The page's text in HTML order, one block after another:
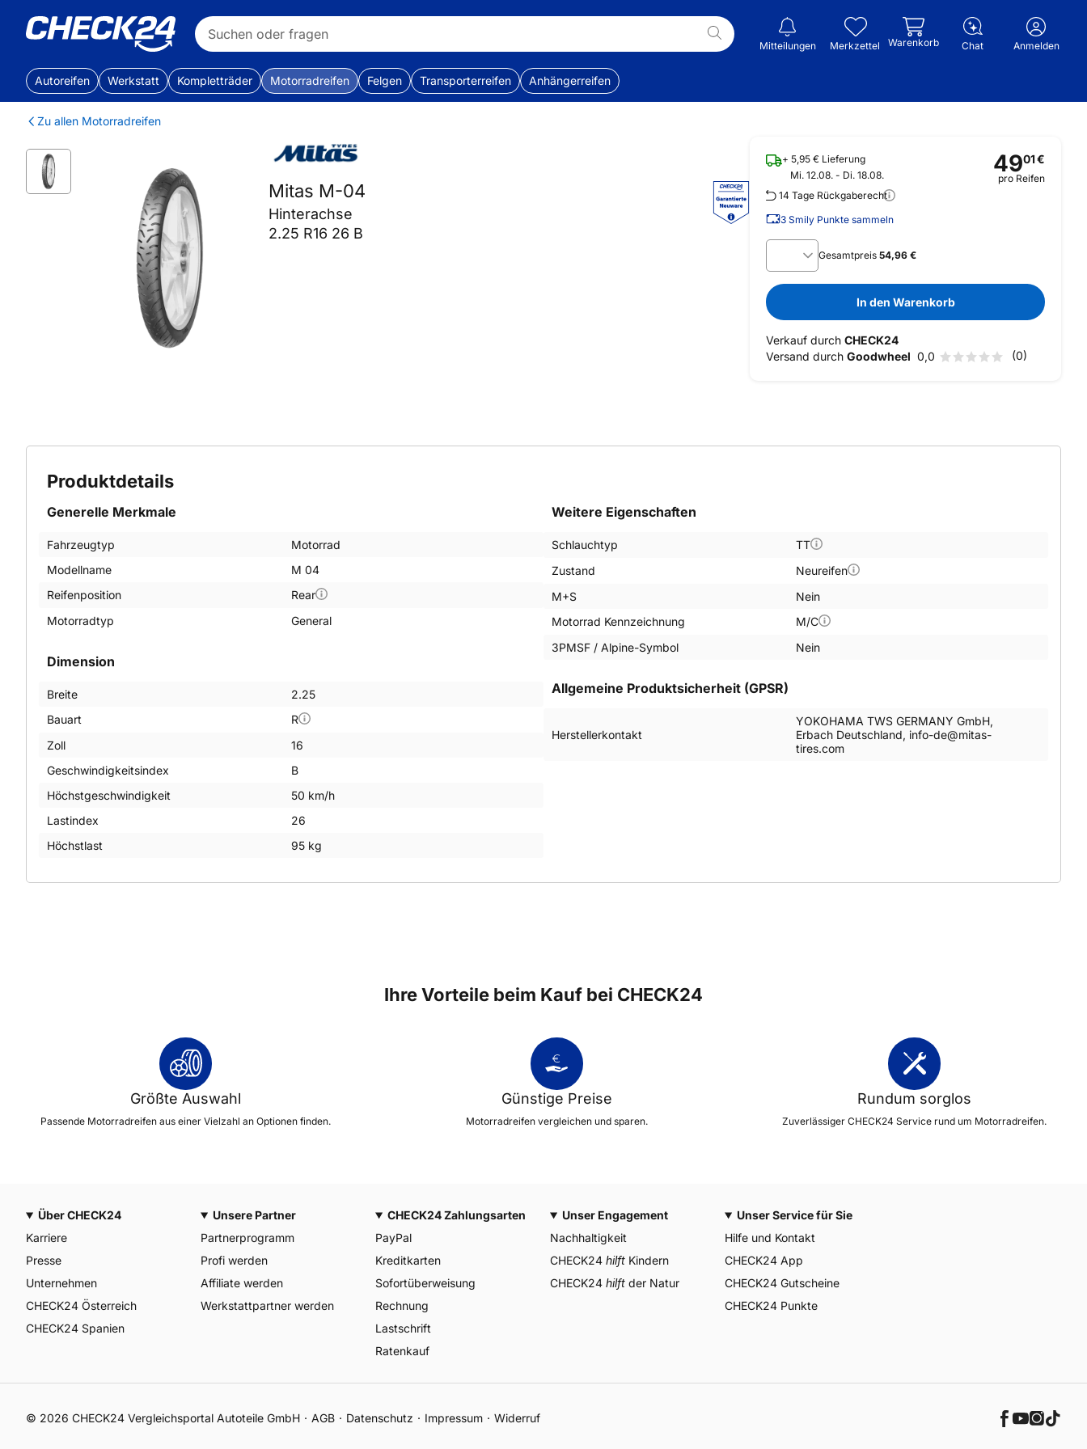
Mitteilungen Merkzettel Warenkorb Chat Anmelden
Autoreifen Werkstatt Kompletträder Motorradreifen Felgen Transporterreifen Anhängerreifen
Zu allen Motorradreifen
Mitas M-04
Hinterachse
2.25 R16 26 B
+ 5,95 € Lieferung
Mi. 12.08. - Di. 18.08.
14 Tage Rückgaberecht
3 Smily Punkte sammeln
4901€
pro Reifen
Gesamtpreis 54,96 €
In den Warenkorb
Verkauf durch CHECK24
Versand durch Goodwheel 0,0 (0)
Produktdetails
Dimension
Breite
2.25
Bauart
R
Zoll
16
Geschwindigkeitsindex
B
Höchstgeschwindigkeit
50 km/h
Lastindex
26
Höchstlast
95 kg
Generelle Merkmale
Fahrzeugtyp
Motorrad
Modellname
M 04
Reifenposition
Rear
Motorradtyp
General
Weitere Eigenschaften
Schlauchtyp
TT
Zustand
Neureifen
M+S
Nein
Motorrad Kennzeichnung
M/C
3PMSF / Alpine-Symbol
Nein
Allgemeine Produktsicherheit (GPSR)
Herstellerkontakt
YOKOHAMA TWS GERMANY GmbH,
Erbach Deutschland, info-de@mitas-
tires.com
Ihre Vorteile beim Kauf bei CHECK24
Größte Auswahl
Passende Motorradreifen aus einer Vielzahl an Optionen finden.
Günstige Preise
Motorradreifen vergleichen und sparen.
Rundum sorglos
Zuverlässiger CHECK24 Service rund um Motorradreifen.
Über CHECK24
Karriere
Presse
Unternehmen
CHECK24 Österreich
CHECK24 Spanien
Unsere Partner
Partnerprogramm
Profi werden
Affiliate werden
Werkstattpartner werden
CHECK24 Zahlungsarten
PayPal
Kreditkarten
Sofortüberweisung
Rechnung
Lastschrift
Ratenkauf
Unser Engagement
Nachhaltigkeit
CHECK24 hilft Kindern
CHECK24 hilft der Natur
Unser Service für Sie
Hilfe und Kontakt
CHECK24 App
CHECK24 Gutscheine
CHECK24 Punkte
© 2026 CHECK24 Vergleichsportal Autoteile GmbH AGB Datenschutz Impressum Widerruf